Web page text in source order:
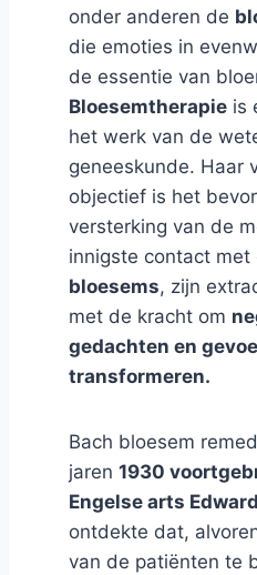
onder anderen de
die emoties in
de essentie van
Bloesemtherapie is
het werk van de
geneeskunde. Haar
objectief is het
versterking van de
innigste contact met
bloesems, zijn
met de kracht om
gedachten en
transformeren.
Bach bloesem
jaren 1930
Engelse arts
ontdekte dat,
van de patiënten te